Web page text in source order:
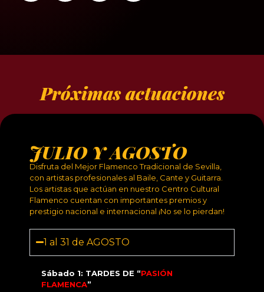
Próximas actuaciones
JULIO Y AGOSTO
Disfruta del Mejor Flamenco Tradicional de Sevilla,
con artistas profesionales al Baile, Cante y Guitarra.
Los artistas que actúan en nuestro Centro Cultural
Flamenco cuentan con importantes premios y
prestigio nacional e internacional ¡No se lo pierdan!
1 al 31 de AGOSTO
Sábado 1: TARDES DE “PASIÓN
FLAMENCA”